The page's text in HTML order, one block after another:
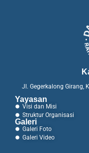
Jl. Gegerkalong Girang,
Yayasan
Visi dan Misi
Struktur Organisasi
Galeri
Galeri Foto
Galeri Video